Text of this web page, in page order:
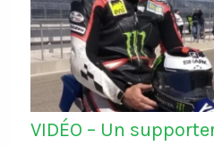
VIDÉO – Un